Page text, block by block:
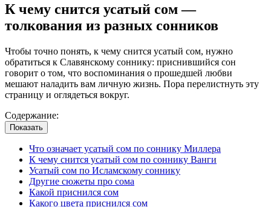
К чему снится усатый сом —
толкования из разных сонников
Чтобы точно понять, к чему снится усатый сом, нужно
обратиться к Славянскому соннику: приснившийся сон
говорит о том, что воспоминания о прошедшей любви
мешают наладить вам личную жизнь. Пора перелистнуть эту
страницу и оглядеться вокруг.
Содержание:
Показать
Что означает усатый сом по соннику Миллера
К чему снится усатый сом по соннику Ванги
Усатый сом по Исламскому соннику
Другие сюжеты про сома
Какой приснился сом
Какого цвета приснился сом